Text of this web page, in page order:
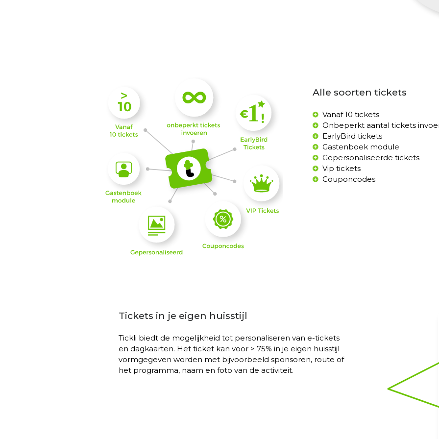
Alle soorten tickets
Vanaf 10 tickets
Onbeperkt aantal tickets
EarlyBird tickets
Gastenboek module
Gepersonaliseerde tickets
Vip tickets
Couponcodes
Tickets in je eigen huisstijl
Tickli biedt de mogelijkheid tot personaliseren van e-tickets
en dagkaarten. Het ticket kan voor > 75% in je eigen huisstijl
vormgegeven worden met bijvoorbeeld sponsoren, route of
het programma, naam en foto van de activiteit.